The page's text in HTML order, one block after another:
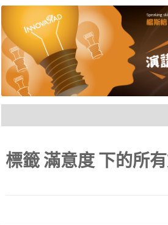
演講技巧與溝
新思惟國際
楊斯棓與蔡依橙親自
與專業型演講的規劃
際上台互動機會，讓
標籤 滿意度下的所